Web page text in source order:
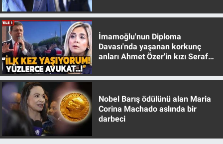
İmamoğlu'nun Diploma
Davası'nda yaşanan korkunç
anları Ahmet Özer'in kızı Seraf
Nobel Barış ödülünü alan Maria
Corina Machado aslında bir
darbeci
Programlar
Sağlık
Spor
Teknoloji
Türkiye'nin Geleceği